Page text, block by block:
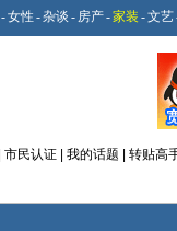
-女性 -杂谈 - 房产-家装 -文艺
市民认证 我的话题 转贴高